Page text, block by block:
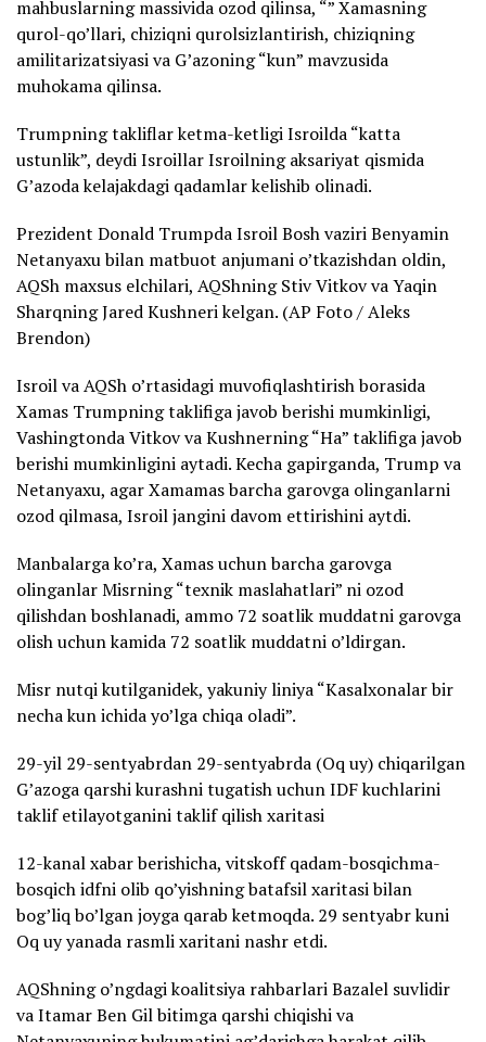
mahbuslarning massivida ozod qilinsa, “” Xamasning
qurol-qo’llari, chiziqni qurolsizlantirish, chiziqning
amilitarizatsiyasi va G’azoning “kun” mavzusida
muhokama qilinsa.
Trumpning takliflar ketma-ketligi Isroilda “katta
ustunlik”, deydi Isroillar Isroilning aksariyat qismida
G’azoda kelajakdagi qadamlar kelishib olinadi.
Prezident Donald Trumpda Isroil Bosh vaziri Benyamin
Netanyaxu bilan matbuot anjumani o’tkazishdan oldin,
AQSh maxsus elchilari, AQShning Stiv Vitkov va Yaqin
Sharqning Jared Kushneri kelgan. (AP Foto / Aleks
Brendon)
Isroil va AQSh o’rtasidagi muvofiqlashtirish borasida
Xamas Trumpning taklifiga javob berishi mumkinligi,
Vashingtonda Vitkov va Kushnerning “Ha” taklifiga javob
berishi mumkinligini aytadi. Kecha gapirganda, Trump va
Netanyaxu, agar Xamamas barcha garovga olinganlarni
ozod qilmasa, Isroil jangini davom ettirishini aytdi.
Manbalarga ko’ra, Xamas uchun barcha garovga
olinganlar Misrning “texnik maslahatlari” ni ozod
qilishdan boshlanadi, ammo 72 soatlik muddatni garovga
olish uchun kamida 72 soatlik muddatni o’ldirgan.
Misr nutqi kutilganidek, yakuniy liniya “Kasalxonalar bir
necha kun ichida yo’lga chiqa oladi”.
29-yil 29-sentyabrdan 29-sentyabrda (Oq uy) chiqarilgan
G’azoga qarshi kurashni tugatish uchun IDF kuchlarini
taklif etilayotganini taklif qilish xaritasi
12-kanal xabar berishicha, vitskoff qadam-bosqichma-
bosqich idfni olib qo’yishning batafsil xaritasi bilan
bog’liq bo’lgan joyga qarab ketmoqda. 29 sentyabr kuni
Oq uy yanada rasmli xaritani nashr etdi.
AQShning o’ngdagi koalitsiya rahbarlari Bazalel suvlidir
va Itamar Ben Gil bitimga qarshi chiqishi va